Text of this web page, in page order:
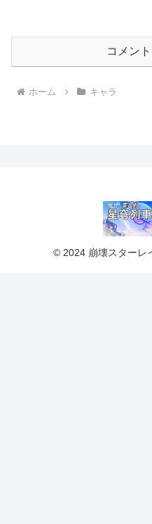
コメン
ホーム キャラ
© 2024 崩壊スターレ